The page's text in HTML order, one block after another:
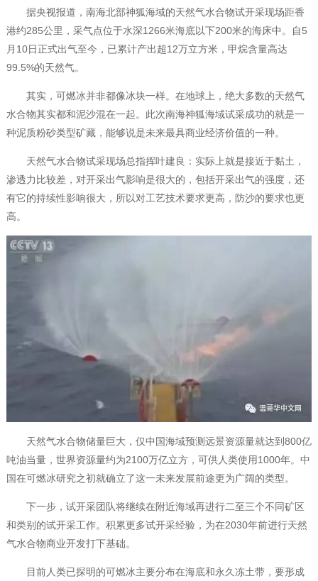
据央视报道，南海北部神狐海域的天然气水合物试开采现场距香
港约285公里，采气点位于水深1266米海底以下200米的海床中。自5
月10日正式出气至今，已累计产出超12万立方米，甲烷含量高达
99.5%的天然气。
其实，可燃冰并非都像冰块一样。在地球上，绝大多数的天然气
水合物其实都和泥沙混在一起。此次南海神狐海域试采成功的就是一
种泥质粉砂类型矿藏，能够说是未来最具商业经济价值的一种。
天然气水合物试采现场总指挥叶建良：实际上就是接近于黏土，
渗透力比较差，对开采出气影响是很大的，包括开采出气的强度，还
有它的持续性影响很大，所以对工艺技术要求更高，防沙的要求也更
高。
天然气水合物储量巨大，仅中国海域预测远景资源量就达到800亿
吨油当量，世界资源量约为2100万亿立方，可供人类使用1000年。中
国在可燃冰研究之初就确立了这一未来发展前途更为广阔的类型。
下一步，试开采团队将继续在附近海域再进行二至三个不同矿区
和类别的试开采工作。积累更多试开采经验，为在2030年前进行天然
气水合物商业开发打下基础。
目前人类已探明的可燃冰主要分布在海底和永久冻土带，要形成